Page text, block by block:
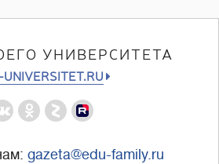
УНИВЕРСИТЕТА
UNIVERSITET.RU
gazeta@edu-family.ru